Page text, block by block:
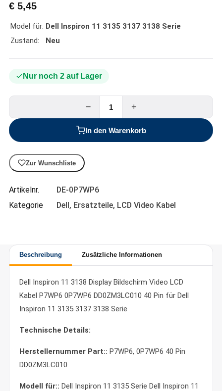
€5,45
Model für: Dell Inspiron 11 3135 3137 3138 Serie
Zustand:
Neu
Nur noch 2 auf Lager
− +
In den Warenkorb
Zur Wunschliste
Artikelnr.
DE-0P7WP6
Kategorie
Dell, Ersatzteile, LCD Video Kabel
Beschreibung Zusätzliche Informationen
Dell Inspiron 11 3138 Display Bildschirm Video LCD
Kabel P7WP6 0P7WP6 DD0ZM3LC010 40 Pin für Dell
Inspiron 11 3135 3137 3138 Serie
Technische Details:
Herstellernummer Part:: P7WP6, 0P7WP6 40 Pin
DD0ZM3LC010
Modell für:: Dell Inspiron 11 3135 Serie Dell Inspiron 11